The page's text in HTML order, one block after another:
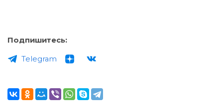
Подпишитесь:
Telegram